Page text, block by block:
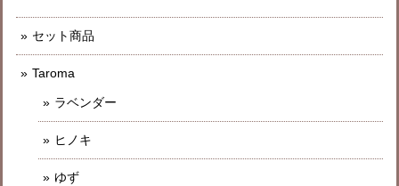
セット商品
Taroma
ラベンダー
ヒノキ
ゆず